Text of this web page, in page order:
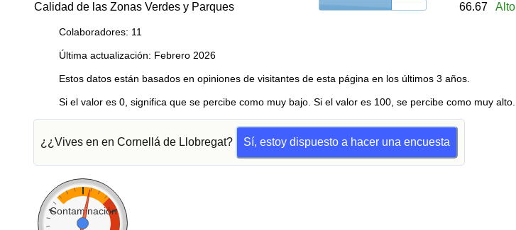
Calidad de las Zonas Verdes y Parques
66.67 Alto
Colaboradores: 11
Última actualización: Febrero 2026
Estos datos están basados en opiniones de visitantes de esta página en los últimos 3 años.
Si el valor es 0, significa que se percibe como muy bajo. Si el valor es 100, se percibe como muy alto.
¿¿Vives en en Cornellá de Llobregat? Sí, estoy dispuesto a hacer una encuesta
Contaminación